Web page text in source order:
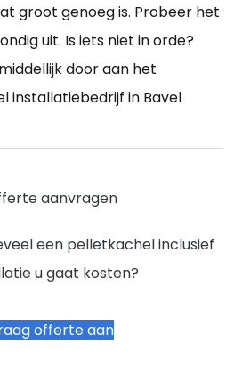
groot genoeg is. Probeer het
uit. Is iets niet in orde?
door aan het
installatiebedrijf in Bavel
aanvragen
een pelletkachel inclusief
u gaat kosten?
offerte aan